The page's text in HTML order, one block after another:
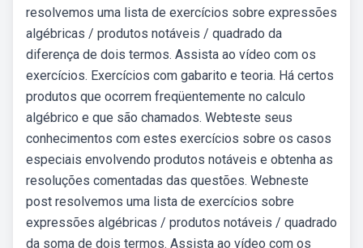
resolvemos uma lista de exercícios sobre expressões
algébricas / produtos notáveis / quadrado da
diferença de dois termos. Assista ao vídeo com os
exercícios. Exercícios com gabarito e teoria. Há certos
produtos que ocorrem freqüentemente no calculo
algébrico e que são chamados. Webteste seus
conhecimentos com estes exercícios sobre os casos
especiais envolvendo produtos notáveis e obtenha as
resoluções comentadas das questões. Webneste
post resolvemos uma lista de exercícios sobre
expressões algébricas / produtos notáveis / quadrado
da soma de dois termos. Assista ao vídeo com os